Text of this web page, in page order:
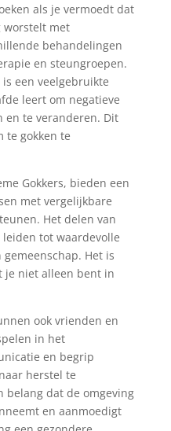
als je vermoedt dat
worstelt met
behandelingen
en steungroepen.
een veelgebruikte
leert om negatieve
en te veranderen. Dit
te gokken te
Gokkers, bieden een
met vergelijkbare
Het delen van
tot waardevolle
Het is
je niet alleen bent in
ook vrienden en
in het
en begrip
herstel te
belang dat de omgeving
en aanmoedigt